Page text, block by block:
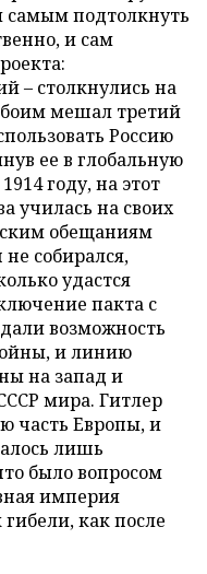
самым подтолкнуть
и сам
– столкнулись на
мешал третий
Россию
ее в глобальную
году, на этот
училась на своих
обещаниям
собирался,
удастся
пакта с
возможность
и линию
на запад и
мира. Гитлер
часть Европы, и
лишь
было вопросом
империя
как после